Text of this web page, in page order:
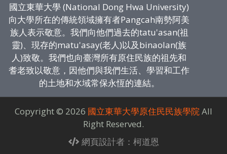
國立東華大學 (National Dong Hwa University)
向大學所在的傳統領域擁有者Pangcah南勢阿美
族人表示敬意。我們向他們過去的tatu'asan(祖
靈)、現存的matu'asay(老人)以及binaolan(族
人)致敬。我們也向臺灣所有原住民族的祖先和
耆老致以敬意，因他們與我們生活、學習和工作
的土地和水域常保永恆的連結。
Copyright © 2026 國立東華大學原住民民族學院All
Right Reserved.
網頁設計者：柯道恩